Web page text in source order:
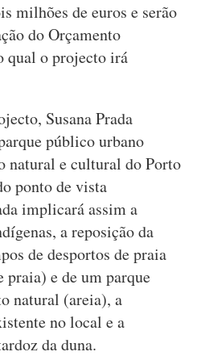
milhões de euros e serão
do Orçamento
qual o projecto irá
Susana Prada
público urbano
natural e cultural do Porto
ponto de vista
implicará assim a
a reposição da
de desportos de praia
e de um parque
natural (areia), a
no local e a
da duna.